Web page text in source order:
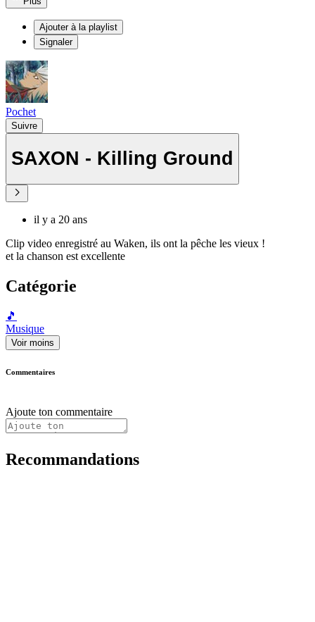
Ajouter à la playlist
Signaler
Pochet
Suivre
SAXON - Killing Ground
il y a 20 ans
Clip video enregistré au Waken, ils ont la pêche les vieux !
et la chanson est excellente
Catégorie
🎵
Musique
Voir moins
Commentaires
Ajoute ton commentaire
Recommandations